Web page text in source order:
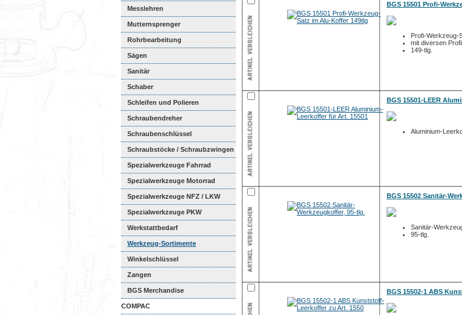
Messlehren
Mutternsprenger
Rohrbearbeitung
Sägen
Sanitär
Schaber
Schleifen und Polieren
Schraubendreher
Schraubenschlüssel
Schraubstöcke / Schraubzwingen
Spezialwerkzeuge Fahrrad
Spezialwerkzeuge Motorrad
Spezialwerkzeuge NFZ / LKW
Spezialwerkzeuge PKW
Werkstattbedarf
Werkzeug-Sortimente
Winkelschlüssel
Zangen
BGS Merchandise
COMPAC
BGS 15501 Profi-
Profi-Werkzeug-
mit diversen
149-tlg.
BGS 15501-LEER
Aluminium-
BGS 15502 Sanitär-
Sanitär-
95-tlg.
BGS 15502-1 ABS